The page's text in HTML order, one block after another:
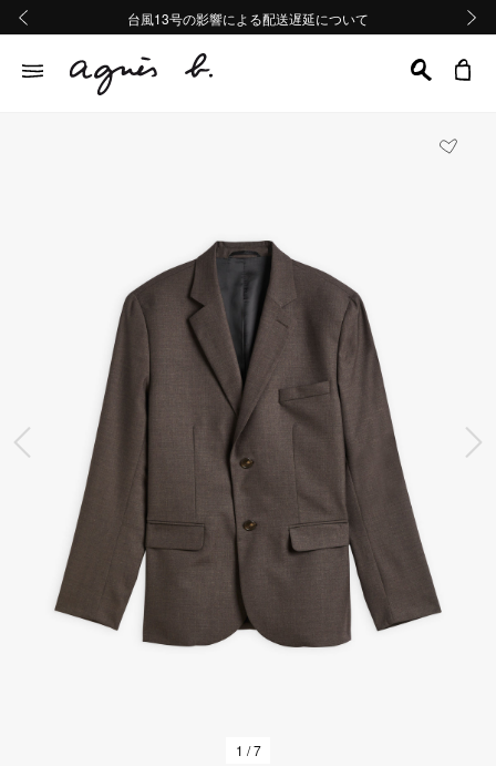
熊本地域地震の影響による配送遅延について
Summer Sale 2buy10%OFF!!
台風13号の影響による配送遅延について
熊本地域地震の影響による配送遅延について
Summer Sale 2buy10%OFF!!
前の画像
1 / 7